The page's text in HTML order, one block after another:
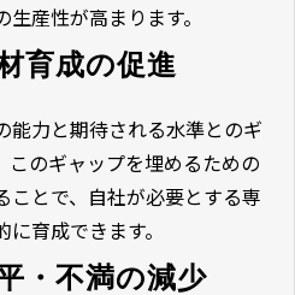
産性が高まります。
育成の促進
能力と期待される水準とのギ
このギャップを埋めるための
ことで、自社が必要とする専
育成できます。
・不満の減少